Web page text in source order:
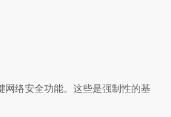
网络安全功能。这些是强制性的基